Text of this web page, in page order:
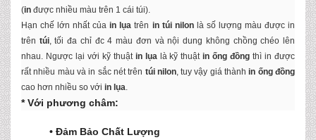
(in được nhiều màu trên 1 cái túi).
Hạn chế lớn nhất củain lụa trên in túi nilonlà số lượng màu được in
trên túi, tối đa chỉ đc 4 màu đơn và nội dung không chồng chéo lên
nhau. Ngược lại với kỹ thuật in lụa là kỹ thuậtin ống đồng thì in được
rất nhiều màu và in sắc nét trên túi nilon, tuy vậy giá thànhin ống đồng
cao hơn nhiều so với in lụa
* Với phương châm:
• Đảm Bảo Chất Lượng